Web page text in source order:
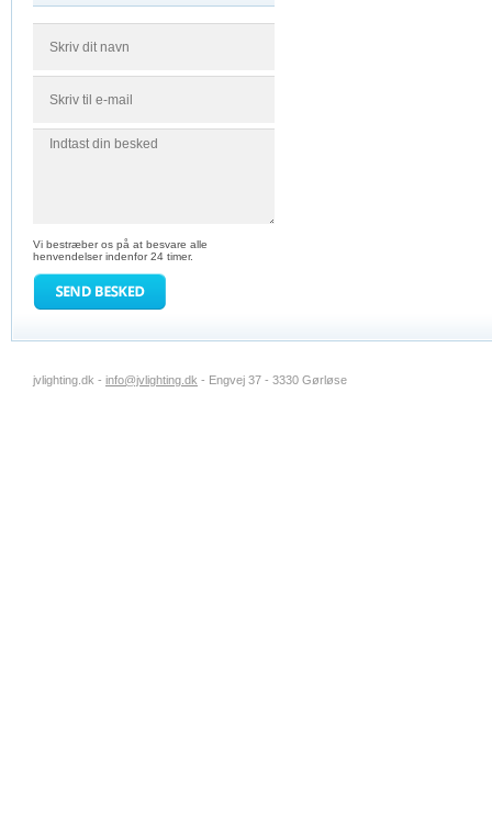
Vi bestræber os på at besvare alle
henvendelser indenfor 24 timer.
jvlighting.dk - info@jvlighting.dk - Engvej 37 - 3330 Gørløse